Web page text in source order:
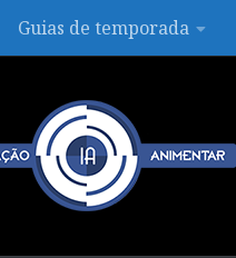
Guias de temporada